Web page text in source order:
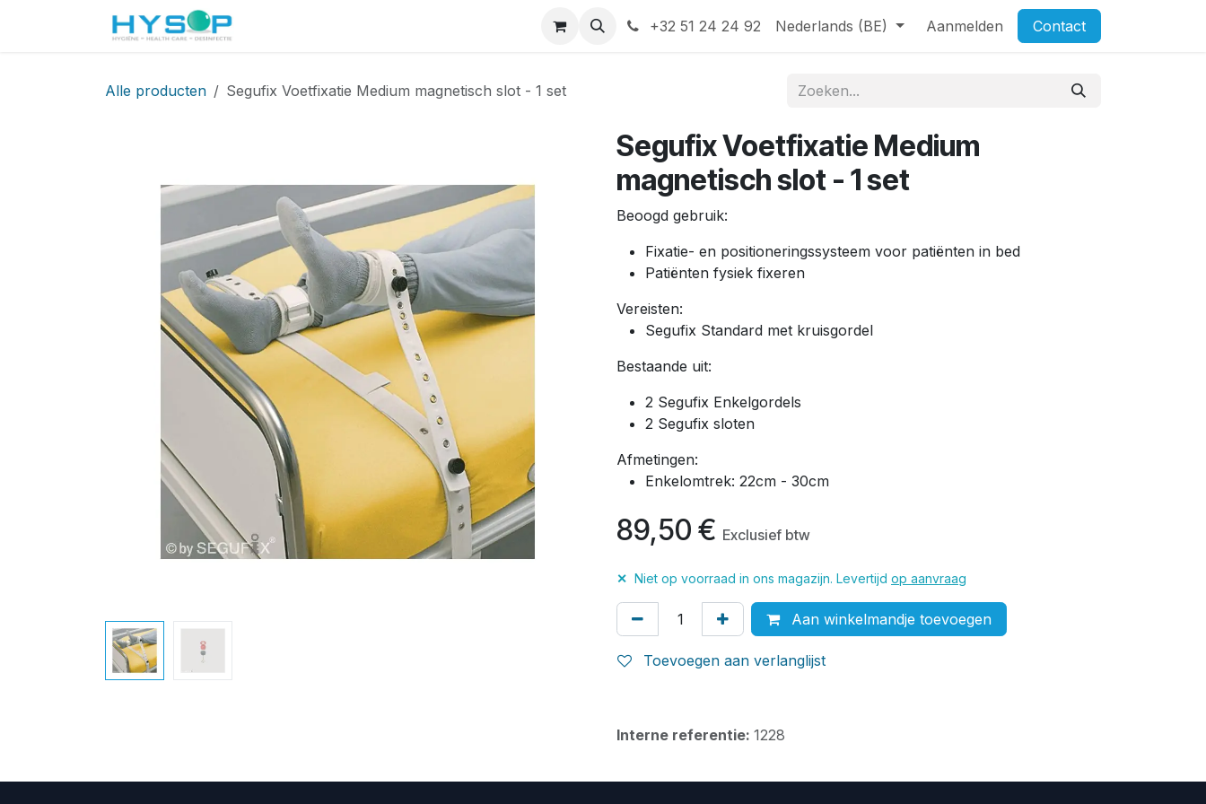
+32 51 24 24 92 Nederlands (BE) Aanmelden Contact
Alle producten Segufix Voetfixatie Medium magnetisch slot - 1 set
Segufix Voetfixatie Medium
magnetisch slot - 1 set
Beoogd gebruik:
Fixatie- en positioneringssysteem voor patiënten in bed
Patiënten fysiek fixeren
Vereisten:
Segufix Standard met kruisgordel
Bestaande uit:
2 Segufix Enkelgordels
2 Segufix sloten
Afmetingen:
Enkelomtrek: 22cm - 30cm
89,50 € Exclusief btw
✕ Niet op voorraad in ons magazijn. Levertijd op aanvraag
Aan winkelmandje toevoegen
Toevoegen aan verlanglijst
Interne referentie: 1228